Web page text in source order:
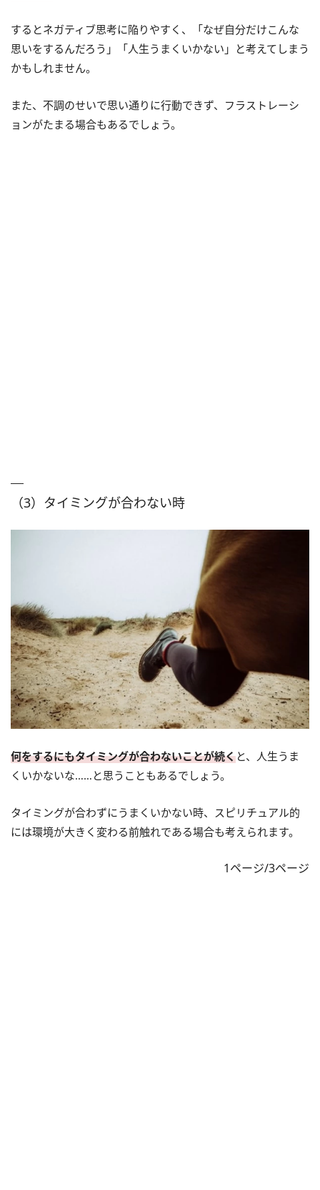
するとネガティブ思考に陥りやすく、「なぜ自分だけこんな
思いをするんだろう」「人生うまくいかない」と考えてしまう
かもしれません。
また、不調のせいで思い通りに行動できず、フラストレーシ
ョンがたまる場合もあるでしょう。
（3）タイミングが合わない時
何をするにもタイミングが合わないことが続くと、人生うま
くいかないな……と思うこともあるでしょう。
タイミングが合わずにうまくいかない時、スピリチュアル的
には環境が大きく変わる前触れである場合も考えられます。
1ページ/3ページ